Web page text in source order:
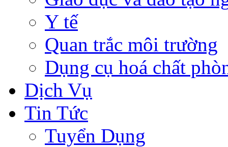
Y tế
Quan trắc môi trường
Dụng cụ hoá chất
Dịch Vụ
Tin Tức
Tuyển Dụng